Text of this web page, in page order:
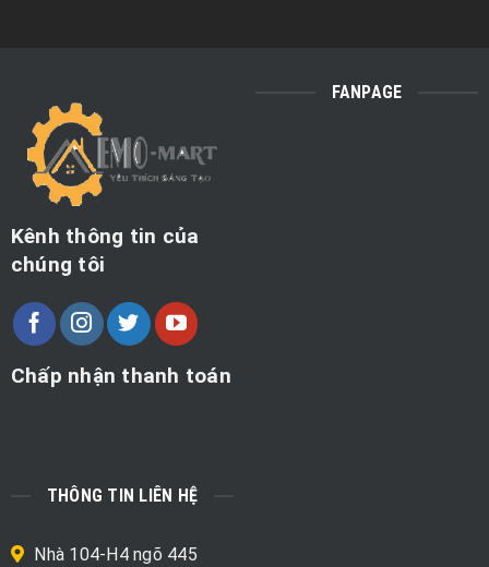
Kênh thông tin của
chúng tôi
Chấp nhận thanh toán
FANPAGE
THÔNG TIN LIÊN HỆ
Nhà 104-H4 ngõ 445